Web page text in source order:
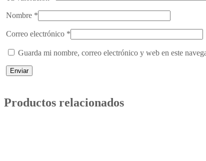
Nombre *
Correo electrónico *
Guarda mi nombre, correo electrónico y web en este
Productos relacionados